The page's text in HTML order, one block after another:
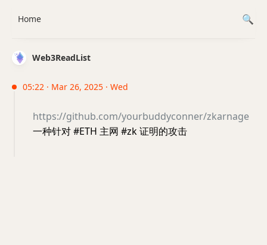
Web3ReadList
05:22 · Mar 26, 2025 · Wed
https://github.com/yourbuddyconner/zkarnage
一种针对 #ETH 主网 #zk 证明的攻击
Home